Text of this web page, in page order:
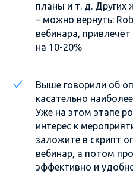
планы и т. д. Других
– можно вернуть:
вебинара,
на 10-20%
Выше говорили об
касательно
Уже на этом этапе
интерес к
заложите в скрипт
вебинар, а потом
эффективно и